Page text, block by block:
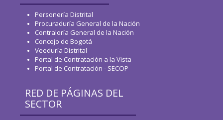
Personería Distrital
Procuraduría General de la Nación
Contraloría General de la Nación
Concejo de Bogotá
Veeduría Distrital
Portal de Contratación a la Vista
Portal de Contratación - SECOP
RED DE PÁGINAS DEL
SECTOR